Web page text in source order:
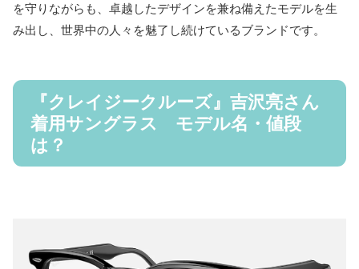
を守りながらも、卓越したデザインを兼ね備えたモデルを生
み出し、世界中の人々を魅了し続けているブランドです。
『クレイジークルーズ』吉沢亮さん
着用サングラス モデル名・値段
は？